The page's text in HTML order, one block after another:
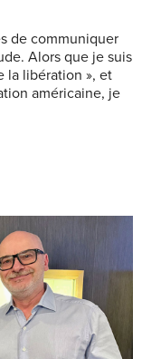
de communiquer
Alors que je suis
la libération », et
américaine, je